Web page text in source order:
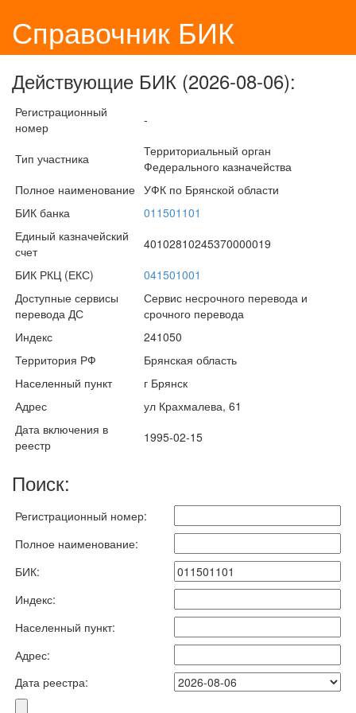
Справочник БИК
Действующие БИК (2026-08-06):
Регистрационный
номер
-
Тип участника
Территориальный орган
Федерального казначейства
Полное наименование УФК по Брянской области
БИК банка
011501101
Единый казначейский
счет
40102810245370000019
БИК РКЦ (ЕКС)
041501001
Доступные сервисы
перевода ДС
Сервис несрочного перевода и
срочного перевода
Индекс
241050
Территория РФ
Брянская область
Населенный пункт
г Брянск
Адрес
ул Крахмалева, 61
Дата включения в
реестр
1995-02-15
Поиск:
Регистрационный номер:
Полное наименование:
БИК:
Индекс:
Населенный пункт:
Адрес:
Дата реестра: